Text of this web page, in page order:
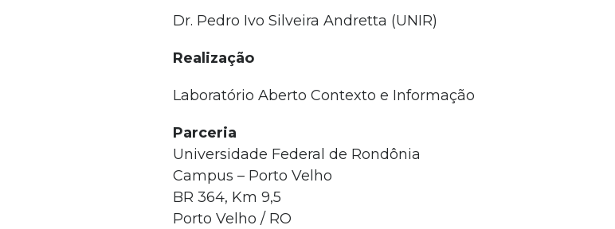
Dr. Pedro Ivo Silveira Andretta (UNIR)
Realização
Laboratório Aberto Contexto e Informação
Parceria
Universidade Federal de Rondônia
Campus – Porto Velho
BR 364, Km 9,5
Porto Velho / RO